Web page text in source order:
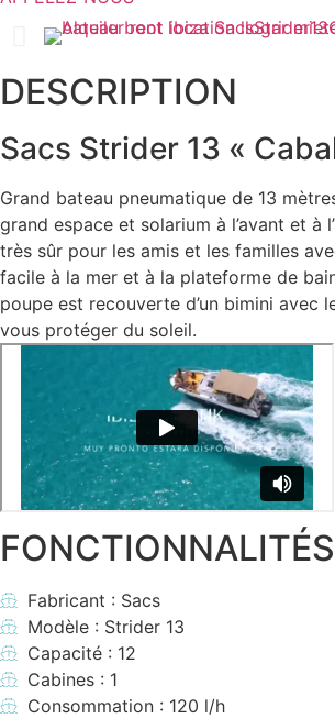
DESCRIPTION
Sacs Strider 13 «
Grand bateau pneumatique de 13
grand espace et solarium à l’avant et à
très sûr pour les amis et les familles
facile à la mer et à la plateforme de
poupe est recouverte d’un bimini avec
vous protéger du soleil.
FONCTIONNALITÉS
Fabricant : Sacs
Modèle : Strider 13
Capacité : 12
Cabines : 1
Consommation : 120 l/h